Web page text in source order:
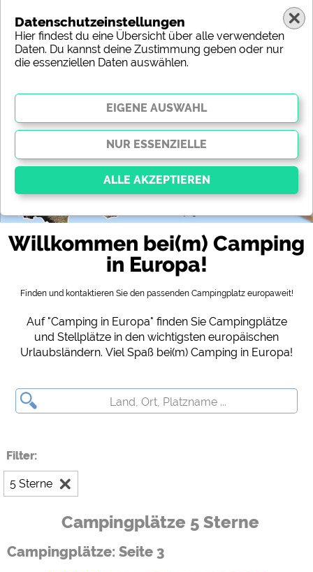
Willkommen bei(m) Camping
in Europa!
Finden und kontaktieren Sie den passenden Campingplatz europaweit!
Auf "Camping in Europa" finden Sie Campingplätze
und Stellplätze in den wichtigsten europäischen
Urlaubsländern. Viel Spaß bei(m) Camping in Europa!
Europa Region Typ Lage
Charakteristik Sterne
Sanitäre Ausstattung
Freizeitmöglichkeiten Karte
Filter:
5 Sterne
Campingplätze 5 Sterne
Campingplätze: Seite 3
Datenschutzeinstellungen
Hier findest du eine Übersicht über alle verwendeten
Daten. Du kannst deine Zustimmung geben oder nur
die essenziellen Daten auswählen.
Essenziell
Essenzielle Cookies ermöglichen grundlegende
Funktionen und sind für die einwandfreie Funktion
der Website dringend erforderlich. Ohne diese
funktionieren.
Social Media
Campingplatzvorschau (Vorschau der Internetseiten von
Facebook (Vorschau der Facebookseite von Campingplätzen)
YouTube (Videos von Campingplätzen)
Google Maps (Kartensuche, Anfahrt usw.)
Google reCAPTCHA (Formulare)